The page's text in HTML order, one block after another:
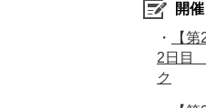
開
・
【
2日目
ク